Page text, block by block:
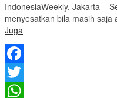
IndonesiaWeekly, Jakarta –
menyesatkan bila masih saja
Juga
Facebook
Twitter